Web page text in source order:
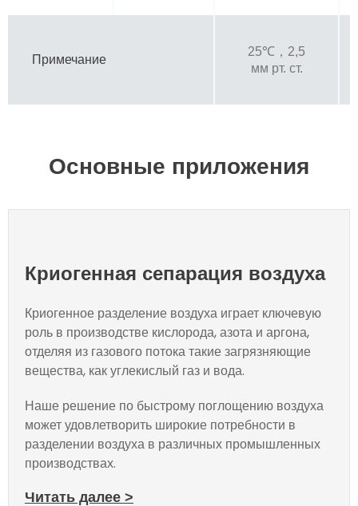
Примечание
25℃，2,5
мм рт. ст.
Основные приложения
Криогенная сепарация воздуха
Криогенное разделение воздуха играет ключевую
роль в производстве кислорода, азота и аргона,
отделяя из газового потока такие загрязняющие
вещества, как углекислый газ и вода.
Наше решение по быстрому поглощению воздуха
может удовлетворить широкие потребности в
разделении воздуха в различных промышленных
производствах.
Читать далее >